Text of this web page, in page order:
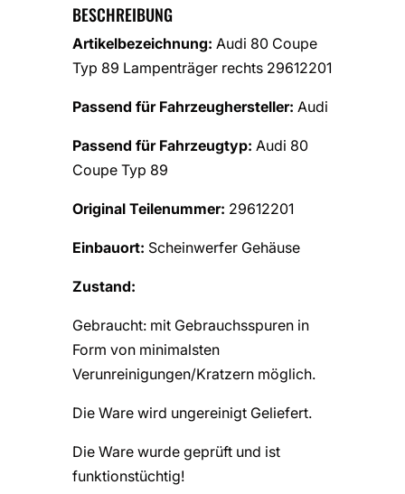
BESCHREIBUNG
Artikelbezeichnung: Audi 80 Coupe
Typ 89 Lampenträger rechts 29612201
Passend für Fahrzeughersteller: Audi
Passend für Fahrzeugtyp: Audi 80
Coupe Typ 89
Original Teilenummer: 29612201
Einbauort: Scheinwerfer Gehäuse
Zustand:
Gebraucht: mit Gebrauchsspuren in
Form von minimalsten
Verunreinigungen/Kratzern möglich.
Die Ware wird ungereinigt Geliefert.
Die Ware wurde geprüft und ist
funktionstüchtig!